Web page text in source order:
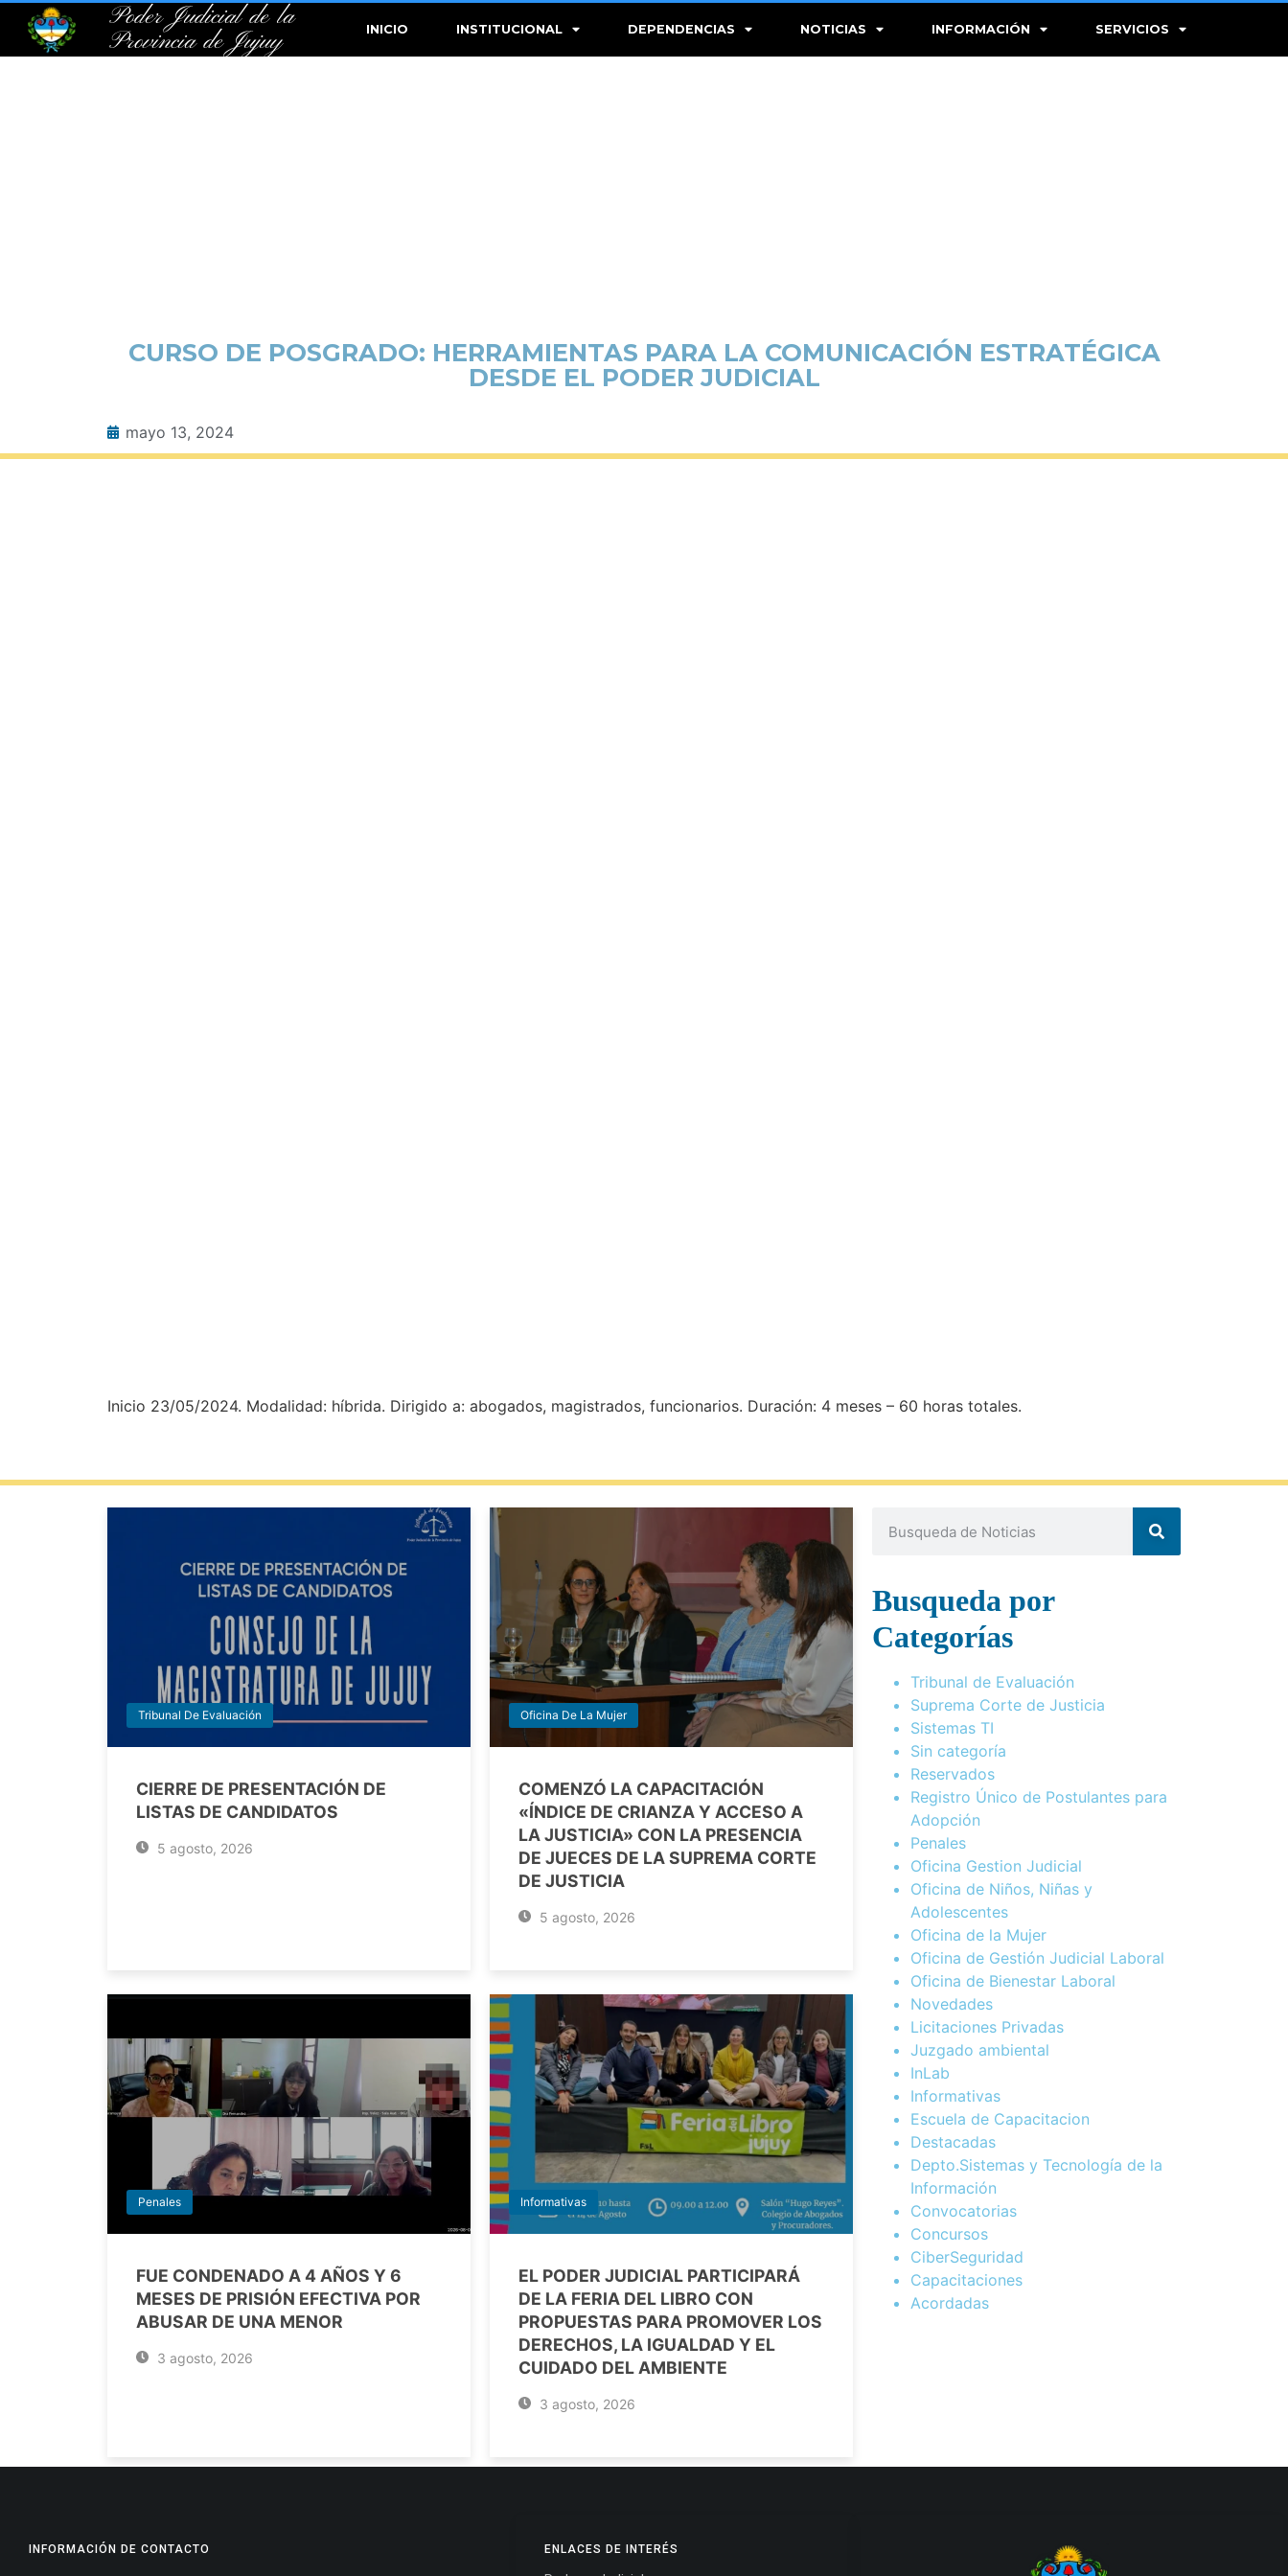
Poder Judicial de la
Provincia de Jujuy
INICIO INSTITUCIONAL DEPENDENCIAS NOTICIAS INFORMACIÓN SERVICIOS
CURSO DE POSGRADO: HERRAMIENTAS PARA LA COMUNICACIÓN ESTRATÉGICA
DESDE EL PODER JUDICIAL
mayo 13, 2024
Inicio 23/05/2024. Modalidad: híbrida. Dirigido a: abogados, magistrados, funcionarios. Duración: 4 meses – 60 horas totales.
Tribunal De Evaluación
CIERRE DE PRESENTACIÓN DE
LISTAS DE CANDIDATOS
5 agosto, 2026
Oficina De La Mujer
COMENZÓ LA CAPACITACIÓN
«ÍNDICE DE CRIANZA Y ACCESO A
LA JUSTICIA» CON LA PRESENCIA
DE JUECES DE LA SUPREMA CORTE
DE JUSTICIA
5 agosto, 2026
Penales
FUE CONDENADO A 4 AÑOS Y 6
MESES DE PRISIÓN EFECTIVA POR
ABUSAR DE UNA MENOR
3 agosto, 2026
Informativas
EL PODER JUDICIAL PARTICIPARÁ
DE LA FERIA DEL LIBRO CON
PROPUESTAS PARA PROMOVER LOS
DERECHOS, LA IGUALDAD Y EL
CUIDADO DEL AMBIENTE
3 agosto, 2026
Busqueda por
Categorías
Tribunal de Evaluación
Suprema Corte de Justicia
Sistemas TI
Sin categoría
Reservados
Registro Único de Postulantes para
Adopción
Penales
Oficina Gestion Judicial
Oficina de Niños, Niñas y
Adolescentes
Oficina de la Mujer
Oficina de Gestión Judicial Laboral
Oficina de Bienestar Laboral
Novedades
Licitaciones Privadas
Juzgado ambiental
InLab
Informativas
Escuela de Capacitacion
Destacadas
Depto.Sistemas y Tecnología de la
Información
Convocatorias
Concursos
CiberSeguridad
Capacitaciones
Acordadas
INFORMACIÓN DE CONTACTO ENLACES DE INTERÉS